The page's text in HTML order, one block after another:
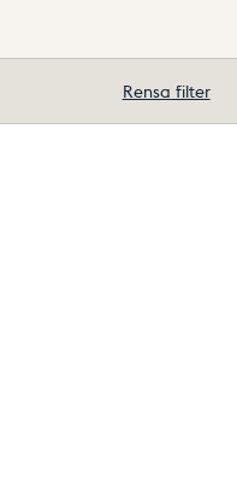
Rensa filter